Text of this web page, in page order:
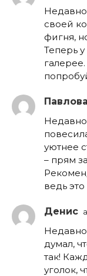
своей
фигня,
Теперь
уютнее
– прям
ведь
Денис
думал,
так!
уголок,